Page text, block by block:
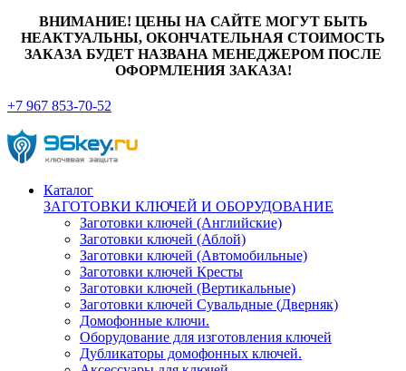
ВНИМАНИЕ! ЦЕНЫ НА САЙТЕ МОГУТ БЫТЬ
НЕАКТУАЛЬНЫ, ОКОНЧАТЕЛЬНАЯ СТОИМОСТЬ
ЗАКАЗА БУДЕТ НАЗВАНА МЕНЕДЖЕРОМ ПОСЛЕ
ОФОРМЛЕНИЯ ЗАКАЗА!
+7 967 853-70-52
Каталог
ЗАГОТОВКИ КЛЮЧЕЙ И ОБОРУДОВАНИЕ
Заготовки ключей (Английские)
Заготовки ключей (Аблой)
Заготовки ключей (Автомобильные)
Заготовки ключей Кресты
Заготовки ключей (Вертикальные)
Заготовки ключей Сувальдные (Дверняк)
Домофонные ключи.
Оборудование для изготовления ключей
Дубликаторы домофонных ключей.